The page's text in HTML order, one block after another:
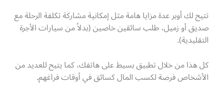
تتيح لك أوبر عدة مزايا هامة مثل إمكانية مشاركة تكلفة الرحلة مع
صديق أو زميل، طلب سائقين خاصين (بدلاً من سيارات الأجرة
التقليدية).
كل هذا من خلال تطبيق بسيط على هاتفك، كما يتيح للعديد من
الأشخاص فرصة لكسب المال كسائق في أوقات فراغهم.